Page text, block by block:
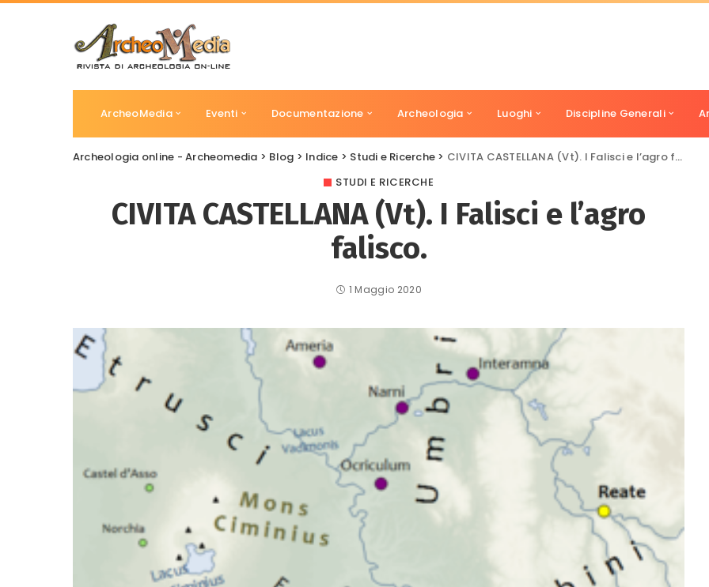
ArcheoMedia Eventi Documentazione Archeologia Luoghi Discipline Generali
Archeologia online - Archeomedia > Blog > Indice > Studi e Ricerche > CIVITA CASTELLANA (Vt). I Falisci e l’agro falisco.
STUDI E RICERCHE
CIVITA CASTELLANA (Vt). I Falisci e l’agro
falisco.
1 Maggio 2020